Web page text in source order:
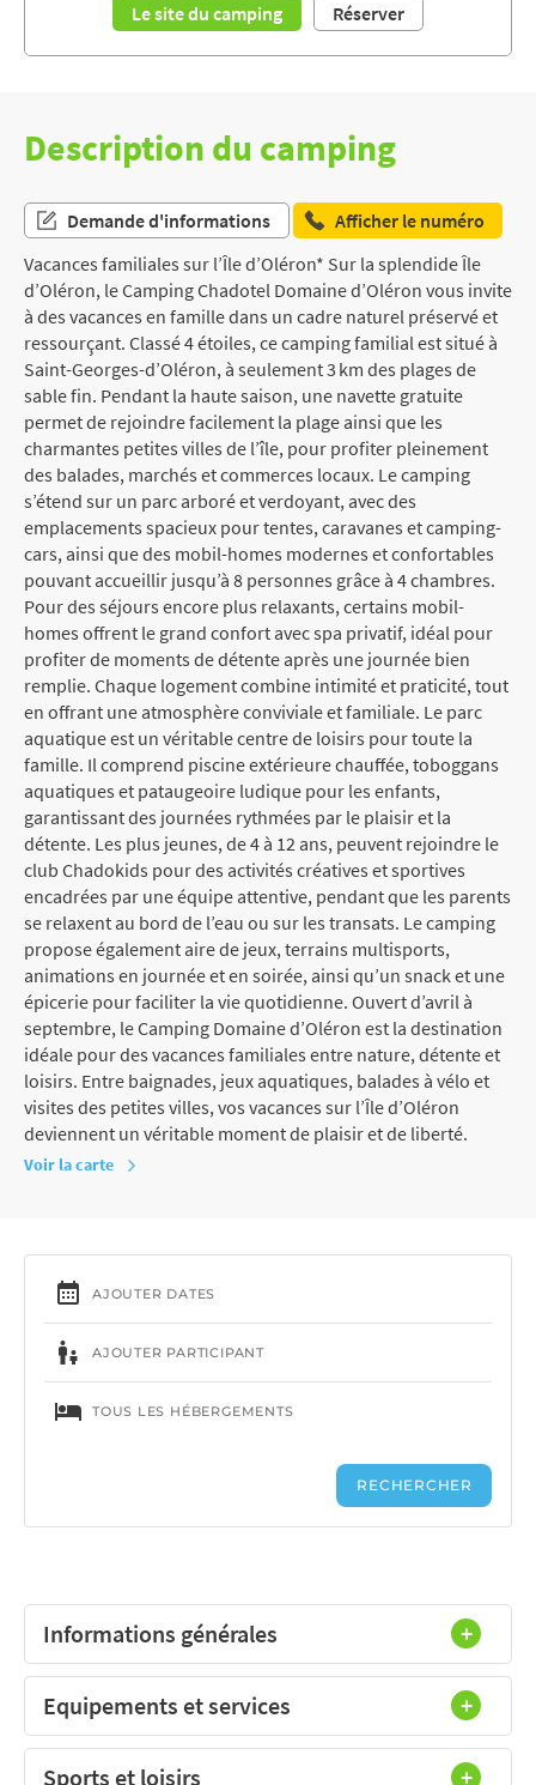
Le site du camping Réserver
Description du camping
Demande d'informations
Afficher le numéro
Vacances familiales sur l’Île d’Oléron* Sur la splendide Île
d’Oléron, le Camping Chadotel Domaine d’Oléron vous invite
à des vacances en famille dans un cadre naturel préservé et
ressourçant. Classé 4 étoiles, ce camping familial est situé à
Saint-Georges-d’Oléron, à seulement 3 km des plages de
sable fin. Pendant la haute saison, une navette gratuite
permet de rejoindre facilement la plage ainsi que les
charmantes petites villes de l’île, pour profiter pleinement
des balades, marchés et commerces locaux. Le camping
s’étend sur un parc arboré et verdoyant, avec des
emplacements spacieux pour tentes, caravanes et camping-
cars, ainsi que des mobil-homes modernes et confortables
pouvant accueillir jusqu’à 8 personnes grâce à 4 chambres.
Pour des séjours encore plus relaxants, certains mobil-
homes offrent le grand confort avec spa privatif, idéal pour
profiter de moments de détente après une journée bien
remplie. Chaque logement combine intimité et praticité, tout
en offrant une atmosphère conviviale et familiale. Le parc
aquatique est un véritable centre de loisirs pour toute la
famille. Il comprend piscine extérieure chauffée, toboggans
aquatiques et pataugeoire ludique pour les enfants,
garantissant des journées rythmées par le plaisir et la
détente. Les plus jeunes, de 4 à 12 ans, peuvent rejoindre le
club Chadokids pour des activités créatives et sportives
encadrées par une équipe attentive, pendant que les parents
se relaxent au bord de l’eau ou sur les transats. Le camping
propose également aire de jeux, terrains multisports,
animations en journée et en soirée, ainsi qu’un snack et une
épicerie pour faciliter la vie quotidienne. Ouvert d’avril à
septembre, le Camping Domaine d’Oléron est la destination
idéale pour des vacances familiales entre nature, détente et
loisirs. Entre baignades, jeux aquatiques, balades à vélo et
visites des petites villes, vos vacances sur l’Île d’Oléron
deviennent un véritable moment de plaisir et de liberté.
Voir la carte
Informations générales
Equipements et services
Sports et loisirs